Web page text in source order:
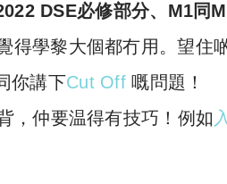
DSE必修部分、M1同
得學黎大個都冇用。望住
你講下Cut Off 嘅問題！
，仲要温得有技巧！例如